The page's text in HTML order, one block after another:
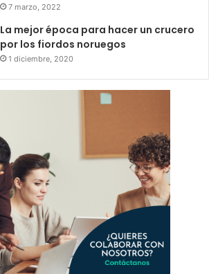
7 marzo, 2022
La mejor época para hacer un crucero
por los fiordos noruegos
1 diciembre, 2020